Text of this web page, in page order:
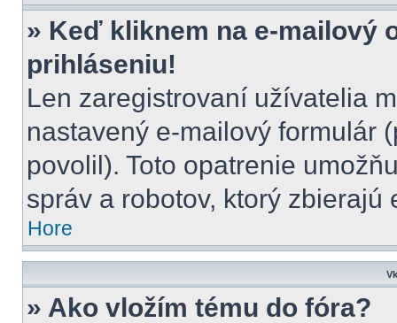
» Keď kliknem na e-mailový
prihláseniu!
Len zaregistrovaní užívatelia
nastavený e-mailový formulár
povolil). Toto opatrenie
správ a robotov, ktorý zbierajú
Hore
» Ako vložím tému do fóra?